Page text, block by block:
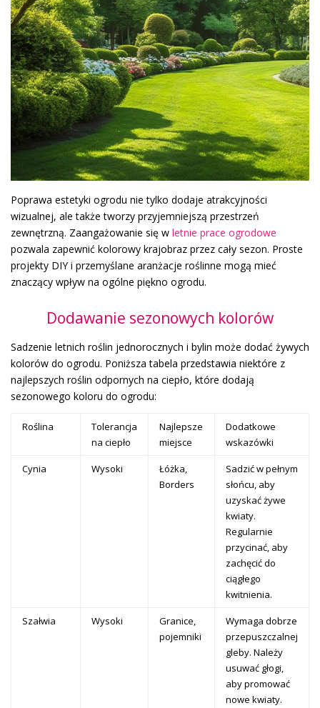
Poprawa estetyki ogrodu nie tylko dodaje atrakcyjności
wizualnej, ale także tworzy przyjemniejszą przestrzeń
zewnętrzną. Zaangażowanie się w letnie prace ogrodowe
pozwala zapewnić kolorowy krajobraz przez cały sezon. Proste
projekty DIY i przemyślane aranżacje roślinne mogą mieć
znaczący wpływ na ogólne piękno ogrodu.
Dodawanie sezonowych kolorów
Sadzenie letnich roślin jednorocznych i bylin może dodać żywych
kolorów do ogrodu. Poniższa tabela przedstawia niektóre z
najlepszych roślin odpornych na ciepło, które dodają
sezonowego koloru do ogrodu:
Roślina
Tolerancja
na ciepło
Najlepsze
miejsce
Dodatkowe
wskazówki
Cynia Wysoki
Łóżka,
Borders
Sadzić w pełnym
słońcu, aby
uzyskać żywe
kwiaty.
Regularnie
przycinać, aby
zachęcić do
ciągłego
kwitnienia.
Szałwia Wysoki
Granice,
pojemniki
Wymaga dobrze
przepuszczalnej
gleby. Należy
usuwać głogi,
aby promować
nowe kwiaty.